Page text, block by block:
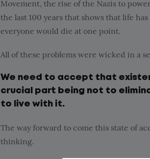
Movement, the rise of the Nazis to power
the last 100 years that shows that life
everyone would die at one point.
All of these problems were wicked in a
We need to accept that
crucial part being not to
to live with it.
The way forward to come this state of
thinking.